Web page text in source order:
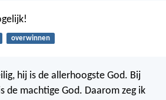
overwinnen
hij is de allerhoogste God. Bij
de machtige God. Daarom zeg ik